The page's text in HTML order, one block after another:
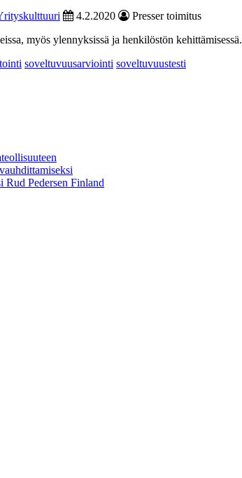
4.2.2020
Presser toimitus
myös ylennyksissä ja henkilöstön kehittämisessä.
soveltuvuusarviointi soveltuvuustesti
Rud Pedersen Finland